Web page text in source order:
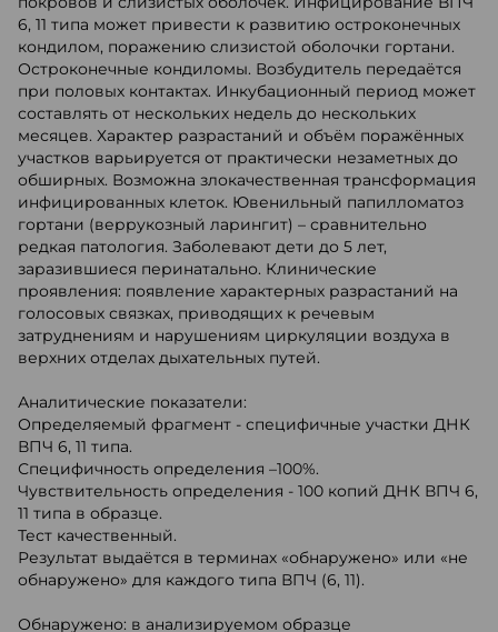
6, 11 типа может привести к развитию остроконечных
кондилом, поражению слизистой оболочки гортани.
Остроконечные кондиломы. Возбудитель передаётся
при половых контактах. Инкубационный период может
составлять от нескольких недель до нескольких
месяцев. Характер разрастаний и объём поражённых
участков варьируется от практически незаметных до
обширных. Возможна злокачественная трансформация
инфицированных клеток. Ювенильный папилломатоз
гортани (веррукозный ларингит) – сравнительно
редкая патология. Заболевают дети до 5 лет,
заразившиеся перинатально. Клинические
проявления: появление характерных разрастаний на
голосовых связках, приводящих к речевым
затруднениям и нарушениям циркуляции воздуха в
верхних отделах дыхательных путей.
Аналитические показатели:
Определяемый фрагмент - специфичные участки ДНК
ВПЧ 6, 11 типа.
Специфичность определения –100%.
Чувствительность определения - 100 копий ДНК ВПЧ 6,
11 типа в образце.
Тест качественный.
Результат выдаётся в терминах «обнаружено» или «не
обнаружено» для каждого типа ВПЧ (6, 11).
Обнаружено: в анализируемом образце